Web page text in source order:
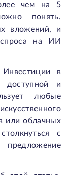
чем на 5
понять.
вложений, и
на ИИ
в
доступной и
любые
или облачных
с